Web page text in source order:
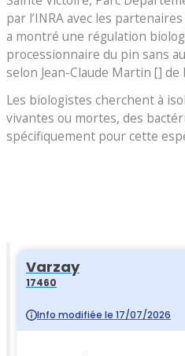
par l’INRA avec les
a montré une régulation
processionnaire du pin sans
selon Jean-Claude Martin [] de
Les biologistes cherchent à
vivantes ou mortes, des
spécifiquement pour cette